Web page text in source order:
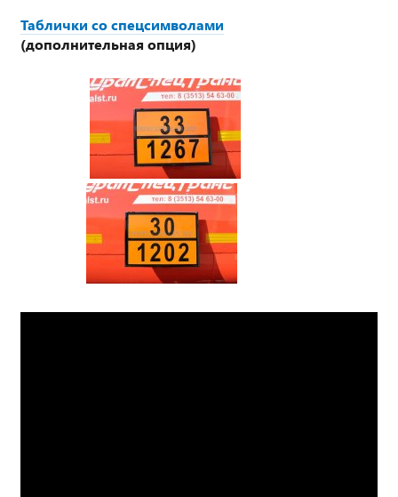
Таблички со спецсимволами
(дополнительная опция)